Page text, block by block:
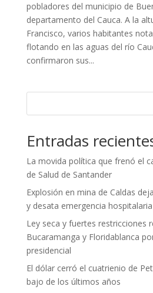
pobladores del municipio de
departamento del Cauca. A la
Francisco, varios habitantes
flotando en las aguas del río
confirmaron sus...
Entradas
La movida política que frenó el
de Salud de Santander
Explosión en mina de Caldas
y desata emergencia hospitalaria
Ley seca y fuertes restricciones
Bucaramanga y Floridablanca
presidencial
El dólar cerró el cuatrienio de
bajo de los últimos años